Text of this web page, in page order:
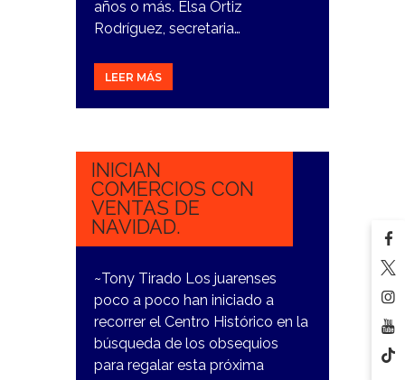
años o más. Elsa Ortiz
Rodríguez, secretaria…
LEER MÁS
27
INICIAN
COMERCIOS CON
VENTAS DE
NAVIDAD.
~Tony Tirado Los juarenses
poco a poco han iniciado a
recorrer el Centro Histórico en la
búsqueda de los obsequios
para regalar esta próxima